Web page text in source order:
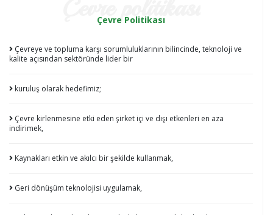
Çevre Politikası
Çevreye ve topluma karşı sorumluluklarının bilincinde, teknoloji ve
kalite açısından sektöründe lider bir
kuruluş olarak hedefimiz;
Çevre kirlenmesine etki eden şirket içi ve dışı etkenleri en aza
indirimek,
Kaynakları etkin ve akılcı bir şekilde kullanmak,
Geri dönüşüm teknolojisi uygulamak,